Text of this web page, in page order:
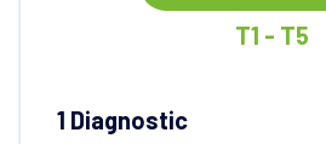
T1 - T5
1 Diagnostic